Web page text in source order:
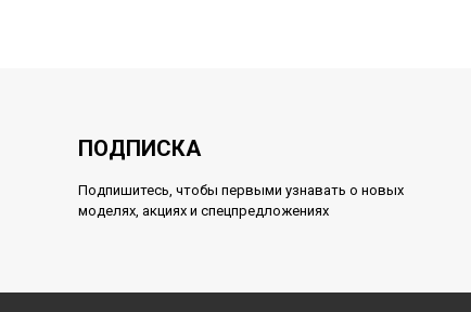
ПОДПИСКА
Подпишитесь, чтобы первыми узнавать о новых
моделях, акциях и спецпредложениях